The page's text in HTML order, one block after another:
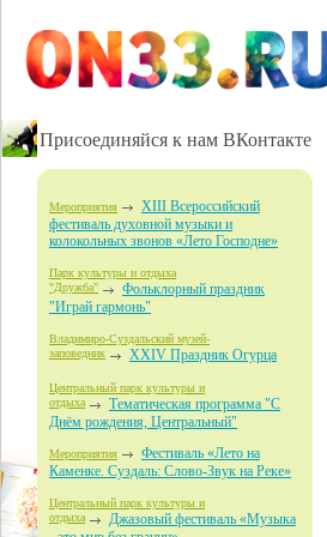
Присоединяйся к нам ВКонтакте
Мероприятия
XIII Всероссийский
фестиваль духовной музыки и
колокольных звонов «Лето Господне»
Парк культуры и отдыха
"Дружба"
Фольклорный праздник
"Играй гармонь"
Владимиро-Суздальский музей-
заповедник XXIV Праздник Огурца
Центральный парк культуры и
отдыха
Тематическая программа "С
Днём рождения, Центральный"
Мероприятия
Фестиваль «Лето на
Каменке. Суздаль: Слово-Звук на Реке»
Центральный парк культуры и
отдыха
Джазовый фестиваль «Музыка